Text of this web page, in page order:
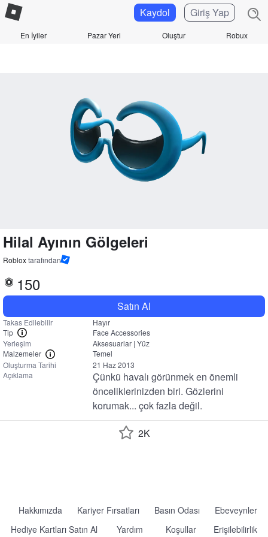
En İyiler Pazar Yeri Oluştur Robux
Kaydol Giriş Yap
Hilal Ayının Gölgeleri
Robloxtarafından
150
Satın Al
Takas Edilebilir
Hayır
Tip
Face Accessories
Yerleşim
Aksesuarlar | Yüz
Malzemeler
Temel
Oluşturma Tarihi
21 Haz 2013
Açıklama
Çünkü havalı görünmek en önemli
önceliklerinizden biri. Gözlerini
korumak... çok fazla değil.
2K
Hakkımızda Kariyer Fırsatları Basın Odası
Ebeveynler
Hediye Kartları Satın Al
Yardım Koşullar Erişilebilirlik